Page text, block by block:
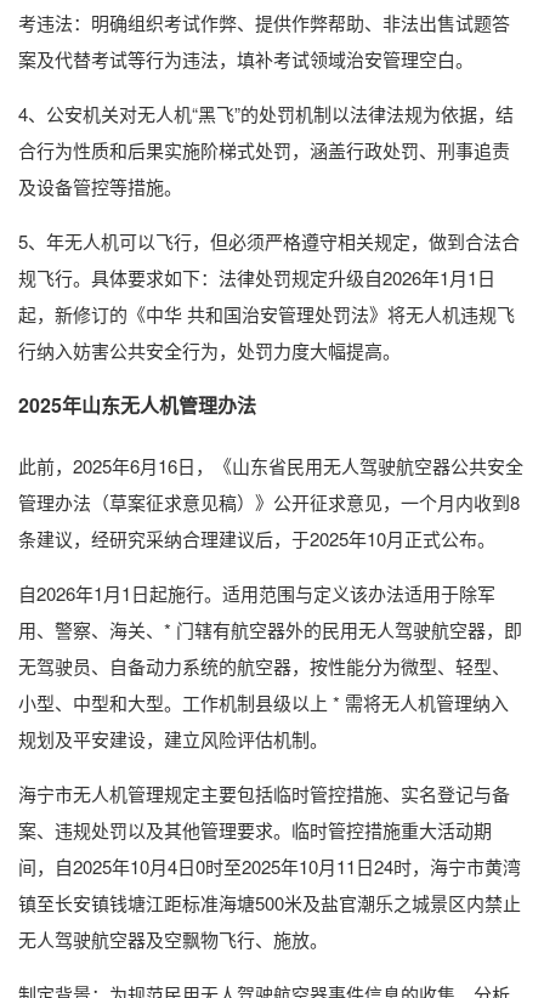
考违法：明确组织考试作弊、提供作弊帮助、非法出售试题答
案及代替考试等行为违法，填补考试领域治安管理空白。
4、公安机关对无人机“黑飞”的处罚机制以法律法规为依据，结
合行为性质和后果实施阶梯式处罚，涵盖行政处罚、刑事追责
及设备管控等措施。
5、年无人机可以飞行，但必须严格遵守相关规定，做到合法合
规飞行。具体要求如下：法律处罚规定升级自2026年1月1日
起，新修订的《中华 共和国治安管理处罚法》将无人机违规飞
行纳入妨害公共安全行为，处罚力度大幅提高。
2025年山东无人机管理办法
此前，2025年6月16日，《山东省民用无人驾驶航空器公共安全
管理办法（草案征求意见稿）》公开征求意见，一个月内收到8
条建议，经研究采纳合理建议后，于2025年10月正式公布。
自2026年1月1日起施行。适用范围与定义该办法适用于除军
用、警察、海关、* 门辖有航空器外的民用无人驾驶航空器，即
无驾驶员、自备动力系统的航空器，按性能分为微型、轻型、
小型、中型和大型。工作机制县级以上 * 需将无人机管理纳入
规划及平安建设，建立风险评估机制。
海宁市无人机管理规定主要包括临时管控措施、实名登记与备
案、违规处罚以及其他管理要求。临时管控措施重大活动期
间，自2025年10月4日0时至2025年10月11日24时，海宁市黄湾
镇至长安镇钱塘江距标准海塘500米及盐官潮乐之城景区内禁止
无人驾驶航空器及空飘物飞行、施放。